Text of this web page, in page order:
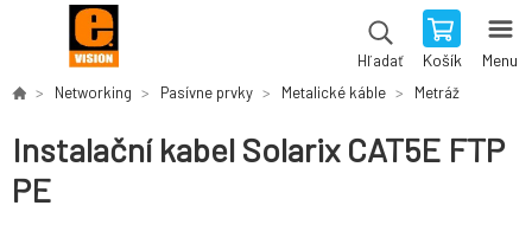
Hľadať Košík Menu
Networking Pasívne prvky Metalické káble Metráž
Instalační kabel Solarix CAT5E FTP
PE